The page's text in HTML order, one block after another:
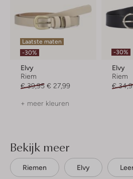
Laatste maten
-30%
Elvy
Riem
€ 39,95 € 27,99
+ meer kleuren
-30%
Elvy
Riem
€
Bekijk meer
Riemen Elvy